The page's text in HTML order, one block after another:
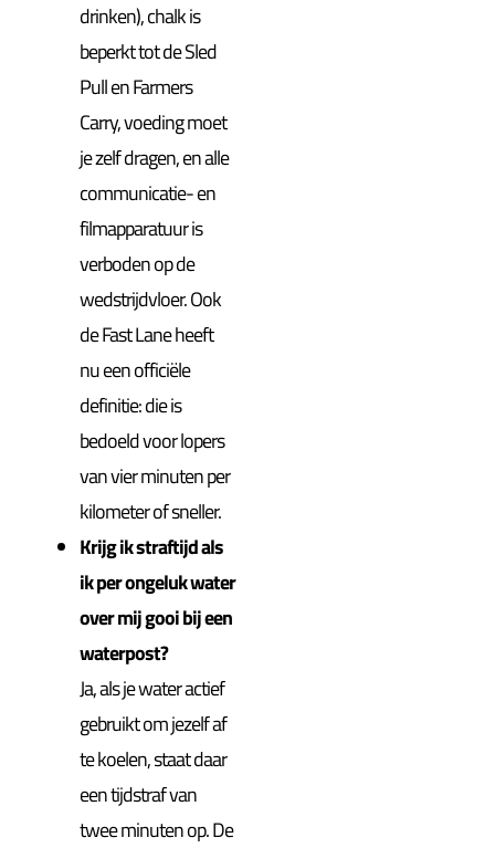
drinken), chalk is
beperkt tot de Sled
Pull en Farmers
Carry, voeding moet
je zelf dragen, en alle
communicatie- en
filmapparatuur is
verboden op de
wedstrijdvloer. Ook
de Fast Lane heeft
nu een officiële
definitie: die is
bedoeld voor lopers
van vier minuten per
kilometer of sneller.
Krijg ik straftijd als
ik per ongeluk water
over mij gooi bij een
waterpost?
Ja, als je water actief
gebruikt om jezelf af
te koelen, staat daar
een tijdstraf van
twee minuten op. De